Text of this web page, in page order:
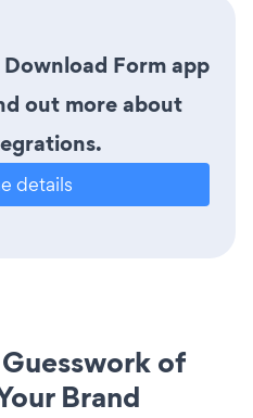
Form app
out more about
details
of
Brand